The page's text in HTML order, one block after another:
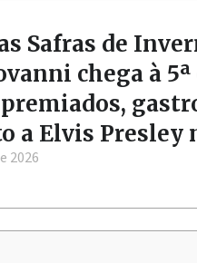
Safras de
chega à
a Elvis Presley
2026